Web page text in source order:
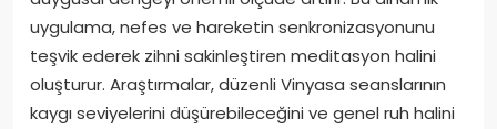
uygulama, nefes ve hareketin senkronizasyonunu
teşvik ederek zihni sakinleştiren meditasyon halini
oluşturur. Araştırmalar, düzenli Vinyasa seanslarının
kaygı seviyelerini düşürebileceğini ve genel ruh halini